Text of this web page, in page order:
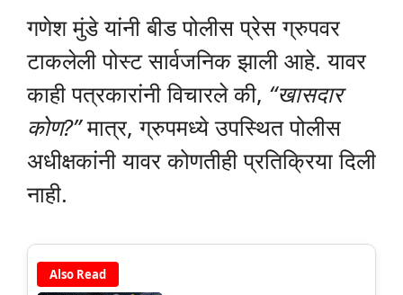
गणेश मुंडे यांनी बीड पोलीस प्रेस ग्रुपवर
टाकलेली पोस्ट सार्वजनिक झाली आहे. यावर
काही पत्रकारांनी विचारले की, “खासदार
कोण?”मात्र, ग्रुपमध्ये उपस्थित पोलीस
अधीक्षकांनी यावर कोणतीही प्रतिक्रिया दिली
नाही.
Also Read